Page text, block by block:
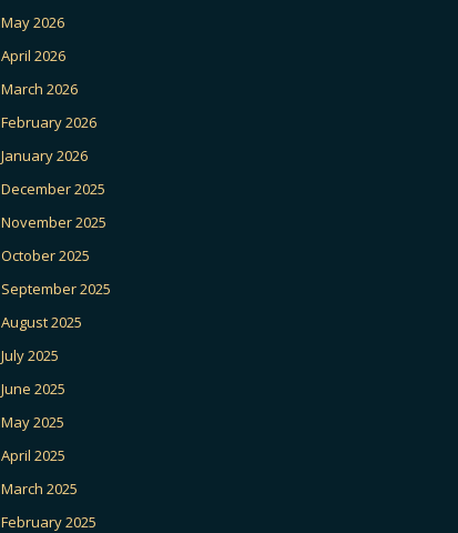
May 2026
April 2026
March 2026
February 2026
January 2026
December 2025
November 2025
October 2025
September 2025
August 2025
July 2025
June 2025
May 2025
April 2025
March 2025
February 2025